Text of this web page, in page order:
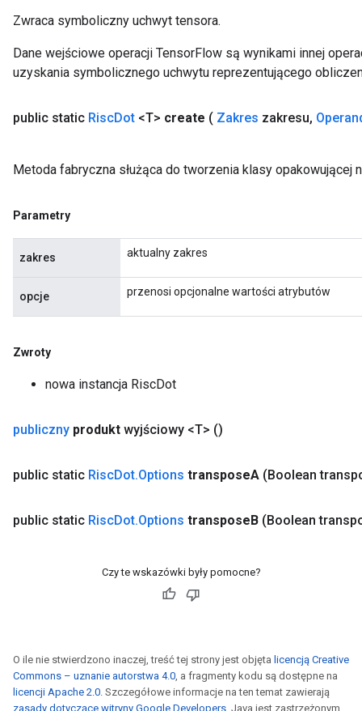
Zwraca symboliczny uchwyt tensora.
Dane wejściowe operacji TensorFlow są wynikami innej
uzyskania symbolicznego uchwytu reprezentującego
public static RiscDot <T> create ( Zakres zakresu,
Metoda fabryczna służąca do tworzenia klasy opakowującej
Parametry
zakres aktualny zakres
opcje przenosi opcjonalne wartości atrybutów
Zwroty
nowa instancja RiscDot
publiczny produkt wyjściowy <T> ()
public static RiscDot.Options transposeA (Boolean
public static RiscDot.Options transposeB (Boolean
Czy te wskazówki były pomocne?
O ile nie stwierdzono inaczej, treść tej strony jest objęta licencją Creative
Commons – uznanie autorstwa 4.0, a fragmenty kodu są dostępne na
licencji Apache 2.0. Szczegółowe informacje na ten temat zawierają
zasady dotyczące witryny Google Developers . Java jest zastrzeżonym